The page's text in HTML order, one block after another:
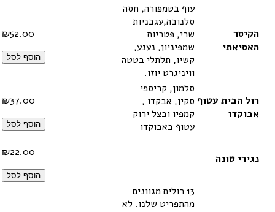
הקיסר
האסיאתי
עוף בטמפורה, חסה
סלנובה,עגבניות
שרי, פטריות
שמפיניון, נענע,
קשיו, תלתלי בטטה
וויניגרט יוזו.
₪52.00
הוסף לסל
רול הבית עטוף
אבוקדו
סלמון, קריספי
סקין, אבקדו ,
קמפיו ובצל ירוק
עטוף באבוקדו
₪37.00
הוסף לסל
נגירי טונה ₪22.00
הוסף לסל
13 רולים מגוונים
מהתפריט שלנו. לא